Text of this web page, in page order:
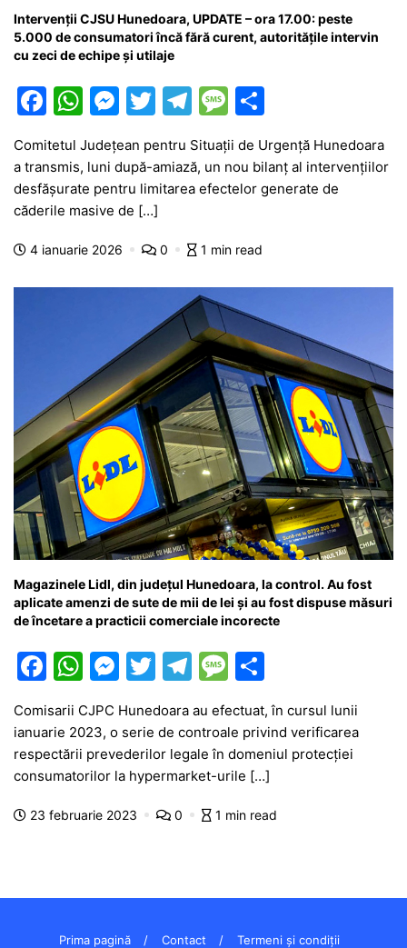
Intervenții CJSU Hunedoara, UPDATE – ora 17.00: peste
5.000 de consumatori încă fără curent, autoritățile intervin
cu zeci de echipe și utilaje
F
c
e
b
o
W
at
s
A
p
M
s
s
e
n
T
itt
er
T
e
gr
m
M
s
s
g
ta
je
Comitetul Județean pentru Situații de Urgență Hunedoara
a transmis, luni după-amiază, un nou bilanț al intervențiilor
desfășurate pentru limitarea efectelor generate de
căderile masive de […]
4 ianuarie 2026 0 1 min read
Magazinele Lidl, din județul Hunedoara, la control. Au fost
aplicate amenzi de sute de mii de lei și au fost dispuse măsuri
de încetare a practicii comerciale incorecte
F
c
e
b
o
W
at
s
A
p
M
s
s
e
n
T
itt
er
T
e
gr
a
m
M
s
s
a
g
ta
je
a
z
Comisarii CJPC Hunedoara au efectuat, în cursul lunii
ianuarie 2023, o serie de controale privind verificarea
respectării prevederilor legale în domeniul protecției
consumatorilor la hypermarket-urile […]
23 februarie 2023 0 1 min read
Prima pagină Contact Termeni și condiții